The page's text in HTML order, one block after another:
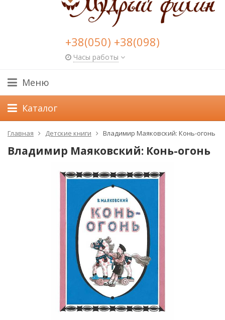
+38(050) +38(098)
Часы работы
Меню
Каталог
Главная Детские книги Владимир Маяковский: Конь-огонь
Владимир Маяковский: Конь-огонь